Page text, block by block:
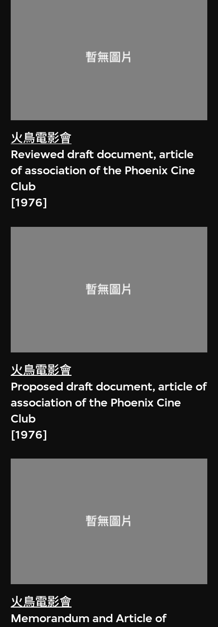
火鳥電影會
Reviewed draft document, article
of association of the Phoenix Cine
Club
[1976]
火鳥電影會
Proposed draft document, article of
association of the Phoenix Cine
Club
[1976]
火鳥電影會
Memorandum and Article of